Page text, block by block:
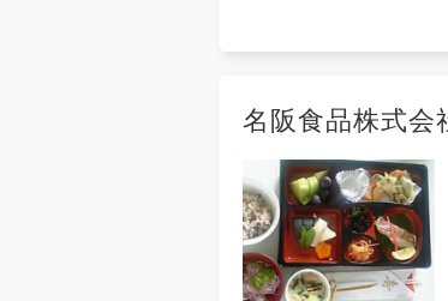
名阪食品株式